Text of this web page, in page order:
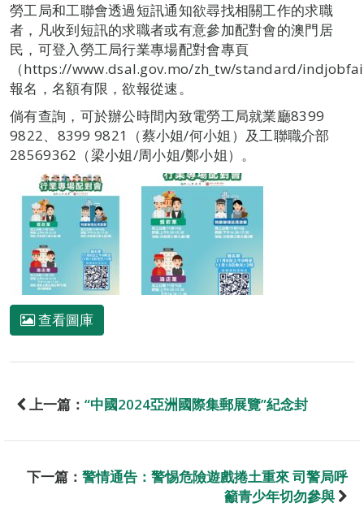
勞工局和工聯會透過短訊通知欲尋找相關工作的求職
者，凡收到短訊的求職者或有意參加配對會的澳門居
民，可登入勞工局行業專場配對會專頁
（https://www.dsal.gov.mo/zh_tw/standard/
報名，名額有限，欲報從速。
倘有查詢，可於辦公時間內致電勞工局就業廳8399
9822、8399 9821（蔡小姐/何小姐）及工聯職介部
28569362（梁小姐/周小姐/鄭小姐）。
查看圖庫
上一篇： “中國2024亞洲國際集郵展覽”紀念封
下一篇： 警情通告：警惕危險遊戲捲土重來 司警局呼
籲青少年切勿參與